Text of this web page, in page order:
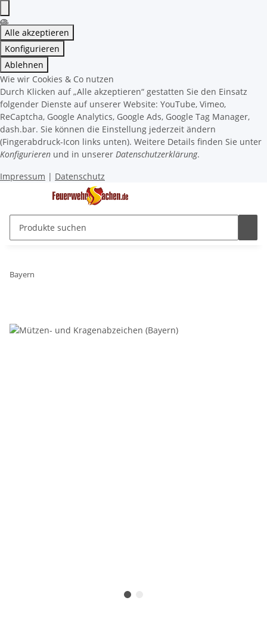
Alle akzeptieren
Konfigurieren
Ablehnen
Wie wir Cookies & Co nutzen
Durch Klicken auf „Alle akzeptieren“ gestatten Sie den Einsatz
folgender Dienste auf unserer Website: YouTube, Vimeo,
ReCaptcha, Google Analytics, Google Ads, Google Tag Manager,
dash.bar. Sie können die Einstellung jederzeit ändern
(Fingerabdruck-Icon links unten). Weitere Details finden Sie unter
Konfigurieren und in unserer Datenschutzerklärung.
Impressum | Datenschutz
Bayern